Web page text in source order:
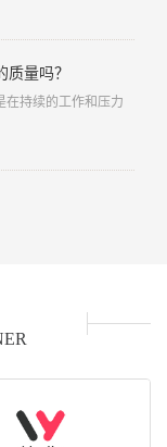
量吗？
在持续的工作和压力